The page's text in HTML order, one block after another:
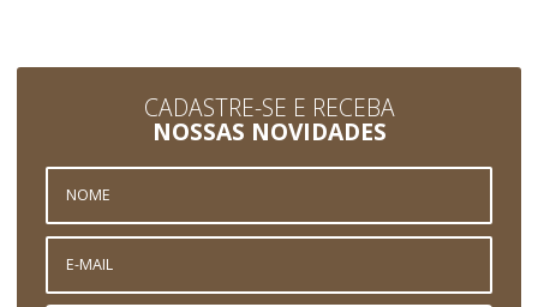
CADASTRE-SE E RECEBA
NOSSAS NOVIDADES